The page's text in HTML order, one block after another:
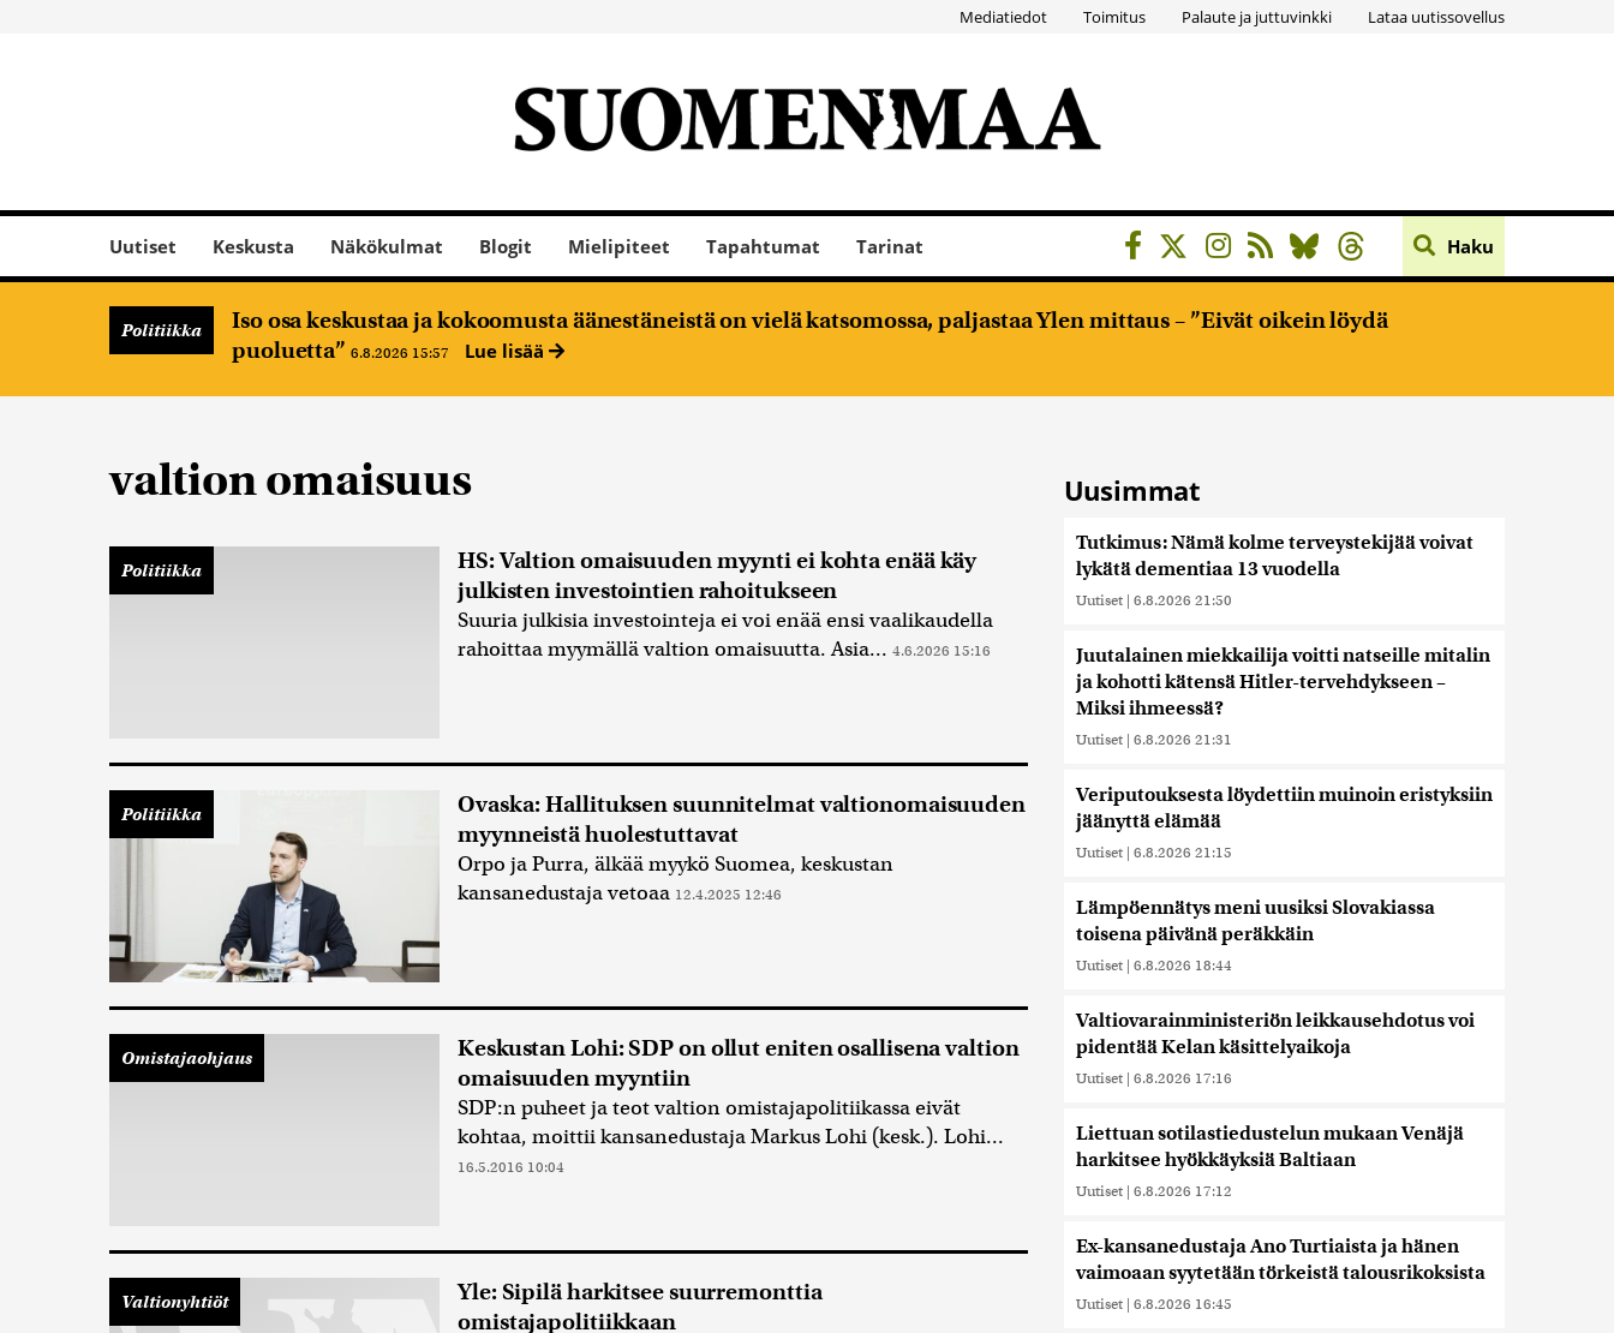
Mediatiedot Toimitus Palaute ja juttuvinkki Lataa uutissovellus
Uutiset Keskusta Näkökulmat Blogit Mielipiteet Tapahtumat Tarinat Haku
Politiikka
Iso osa keskustaa ja kokoomusta äänestäneistä on vielä katsomossa, paljastaa Ylen mittaus – ”Eivät oikein löydä
puoluetta” 6.8.2026 15:57 Lue lisää
valtion omaisuus
Politiikka
HS: Valtion omaisuuden myynti ei kohta enää käy
julkisten investointien rahoitukseen
Suuria julkisia investointeja ei voi enää ensi vaalikaudella
rahoittaa myymällä valtion omaisuutta. Asia... 4.6.2026 15:16
Politiikka
Ovaska: Hallituksen suunnitelmat valtionomaisuuden
myynneistä huolestuttavat
Orpo ja Purra, älkää myykö Suomea, keskustan
kansanedustaja vetoaa 12.4.2025 12:46
Omistajaohjaus
Keskustan Lohi: SDP on ollut eniten osallisena valtion
omaisuuden myyntiin
SDP:n puheet ja teot valtion omistajapolitiikassa eivät
kohtaa, moittii kansanedustaja Markus Lohi (kesk.). Lohi...
16.5.2016 10:04
Valtionyhtiöt
Yle: Sipilä harkitsee suurremonttia
omistajapolitiikkaan
Uusimmat
Tutkimus: Nämä kolme terveystekijää voivat
lykätä dementiaa 13 vuodella
Uutiset | 6.8.2026 21:50
Juutalainen miekkailija voitti natseille mitalin
ja kohotti kätensä Hitler-tervehdykseen –
Miksi ihmeessä?
Uutiset | 6.8.2026 21:31
Veriputouksesta löydettiin muinoin eristyksiin
jäänyttä elämää
Uutiset | 6.8.2026 21:15
Lämpöennätys meni uusiksi Slovakiassa
toisena päivänä peräkkäin
Uutiset | 6.8.2026 18:44
Valtiovarainministeriön leikkausehdotus voi
pidentää Kelan käsittelyaikoja
Uutiset | 6.8.2026 17:16
Liettuan sotilastiedustelun mukaan Venäjä
harkitsee hyökkäyksiä Baltiaan
Uutiset | 6.8.2026 17:12
Ex-kansanedustaja Ano Turtiaista ja hänen
vaimoaan syytetään törkeistä talousrikoksista
Uutiset | 6.8.2026 16:45